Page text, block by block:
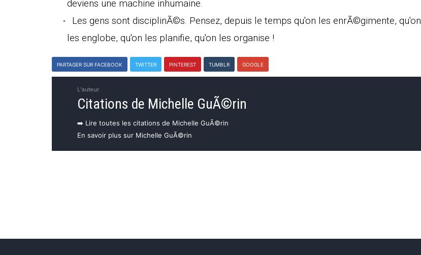
deviens une machine inhumaine.
Les gens sont disciplinÃ©s. Pensez, depuis le temps qu'on les enrÃ©gimente, qu'on
les englobe, qu'on les planifie, qu'on les organise !
PARTAGER SUR FACEBOOK TWITTER PINTEREST TUMBLR GOOGLE
L'auteur
Citations de Michelle GuÃ©rin
➡️ Lire toutes les citations de Michelle GuÃ©rin
En savoir plus sur Michelle GuÃ©rin